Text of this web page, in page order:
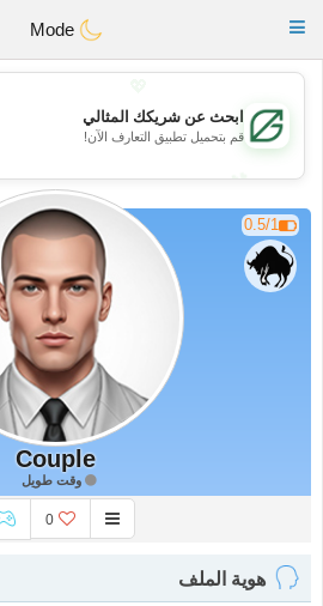
GulfDating
Toggle
💕
💕
ابحث عن شريكك المثالي
قم بتحميل تطبيق التعارف الآن!
0.5/1
Couple
وقت طويل
0
هوية الملف